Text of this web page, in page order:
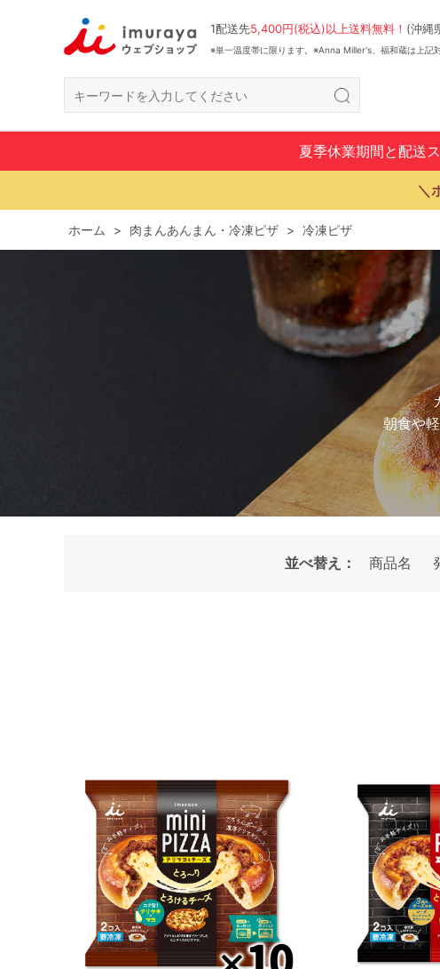
1配送先5,400円(税込)以上送料無料！ (沖縄
※単一温度帯に限ります。※Anna Miller's、福和蔵は上記対
夏季休業期間と配送
＼
ホーム > 肉まんあんまん・冷凍ピザ > 冷凍ピザ
朝食や
並べ替え： 商品名